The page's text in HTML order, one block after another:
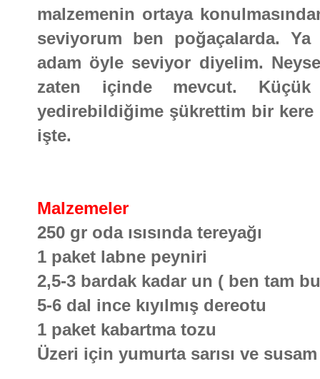
malzemenin ortaya
seviyorum ben poğaçalarda.
adam öyle seviyor diyelim.
zaten içinde mevcut. Küçük
yedirebildiğime şükrettim bir
işte.
Malzemeler
250 gr oda ısısında tereyağı
1 paket labne peyniri
2,5-3 bardak kadar un ( ben tam
5-6 dal ince kıyılmış dereotu
1 paket kabartma tozu
Üzeri için yumurta sarısı ve susam